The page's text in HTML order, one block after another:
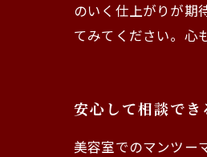
のいく仕上がりが期
てみてください。心
安心して相談で
美容室でのマンツー